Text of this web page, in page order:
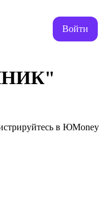
Войти
в ЮMoney